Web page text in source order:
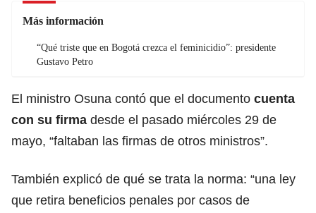
Más información
“Qué triste que en Bogotá crezca el feminicidio”: presidente
Gustavo Petro
El ministro Osuna contó que el documento cuenta
con su firma desde el pasado miércoles 29 de
mayo, “faltaban las firmas de otros ministros”.
También explicó de qué se trata la norma: “una ley
que retira beneficios penales por casos de